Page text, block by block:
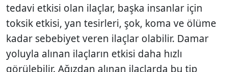
tedavi etkisi olan ilaçlar, başka insanlar için
toksik etkisi, yan tesirleri, şok, koma ve ölüme
kadar sebebiyet veren ilaçlar olabilir. Damar
yoluyla alınan ilaçların etkisi daha hızlı
görülebilir. Ağızdan alınan ilaçlarda bu tip